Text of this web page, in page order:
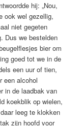
hij: „Nou,
ook wel gezellig,
niet gegeten
Dus we bestelden
bier om
goed tot we in de
een uur of tien,
een alcohol
in de laadbak van
koekblik op wielen,
leeg te klokken
zijn hoofd voor